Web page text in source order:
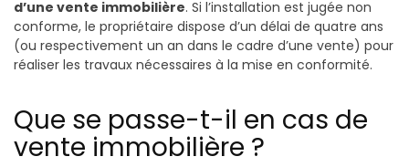
d’une vente immobilière. Si l’installation est jugée non
conforme, le propriétaire dispose d’un délai de quatre ans
(ou respectivement un an dans le cadre d’une vente) pour
réaliser les travaux nécessaires à la mise en conformité.
Que se passe-t-il en cas de
vente immobilière ?